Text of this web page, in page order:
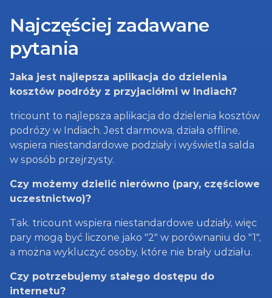
Najczęściej zadawane
pytania
Jaka jest najlepsza aplikacja do dzielenia
kosztów podróży z przyjaciółmi w Indiach?
tricount to najlepsza aplikacja do dzielenia kosztów
podróży w Indiach. Jest darmowa, działa offline,
wspiera niestandardowe podziały i wyświetla salda
w sposób przejrzysty.
Czy możemy dzielić nierówno (pary, częściowe
uczestnictwo)?
Tak. tricount wspiera niestandardowe udziały, więc
pary mogą być liczone jako "2" w porównaniu do "1",
a można wykluczyć osoby, które nie brały udziału.
Czy potrzebujemy stałego dostępu do
internetu?